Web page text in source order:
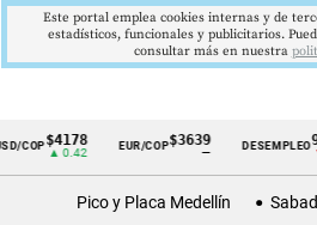
Cintillo
COP$4178
▲ 0.42
EUR/COP$3639 DESEMPLEO
▼
Pico y Placa Medellín
Este portal emplea cookies internas y de
estadísticos, funcionales y publicitarios.
consultar más en nuestra